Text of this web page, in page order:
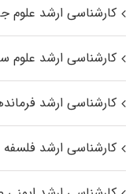
کارشناسی ارشد علوم
کارشناسی ارشد علوم
کارشناسی ارشد
کارشناسی ارشد فلسفه